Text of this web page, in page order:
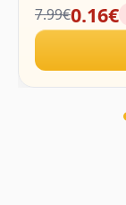
7.99€0.16€